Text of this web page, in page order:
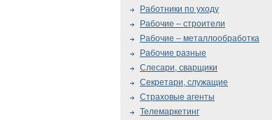
Работники по уходу
Рабочие – строители
Рабочие – металлообработка
Рабочие разные
Слесари, сварщики
Секретари, служащие
Страховые агенты
Телемаркетинг